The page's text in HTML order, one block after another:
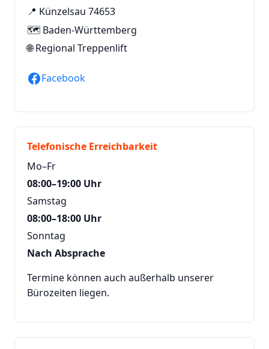
📍 Künzelsau 74653
🗺️ Baden-Württemberg
🌐Regional Treppenlift
Facebook
Telefonische Erreichbarkeit
Mo–Fr
08:00–19:00 Uhr
Samstag
08:00–18:00 Uhr
Sonntag
Nach Absprache
Termine können auch außerhalb unserer
Bürozeiten liegen.